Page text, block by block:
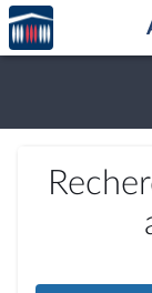
Aller au contenu
Aller en bas de la
Accèder
à la
page